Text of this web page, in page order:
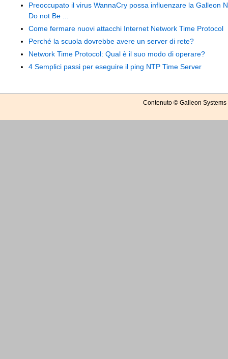
Preoccupato il virus WannaCry possa influenzare la Galleon
Do not Be ...
Come fermare nuovi attacchi Internet Network Time Protocol
Perché la scuola dovrebbe avere un server di rete?
Network Time Protocol: Qual è il suo modo di operare?
4 Semplici passi per eseguire il ping NTP Time Server
Contenuto © Galleon Systems